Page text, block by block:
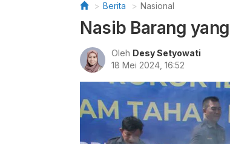
Berita Nasional
Nasib Barang
Oleh Desy Setyowati
18 Mei 2024, 16:52